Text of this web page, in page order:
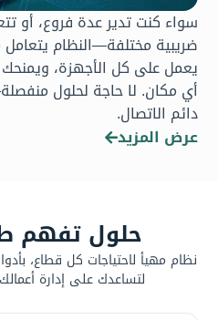
سواء كنت تدير عدة فروع، أو
يعمل على كل الأجهزة،
أي مكان. لا حاجة لحلول
دائم الاتصال.
عرض المزيد
حلول تفهم
نظام مهيأ لاحتياجات كل قطاع،
لتساعدك على إدارة